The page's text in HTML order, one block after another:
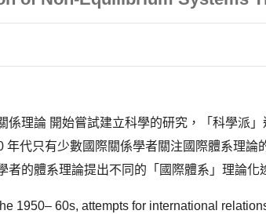
理論 開始嘗試建立科學的研究，「科學派
代只有少數國際關係學者關注國際體系理
的體系理論提出不同的「國際體系」理論化
1950– 60s, attempts for international